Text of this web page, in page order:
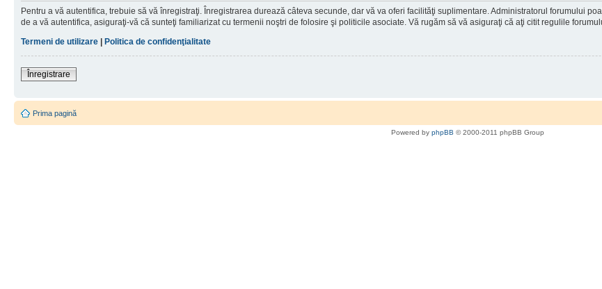
Pentru a vă autentifica, trebuie să vă înregistraţi. Înregistrarea durează câteva secunde, dar vă va oferi facilităţi suplimentare. Administratorul forumului
de a vă autentifica, asiguraţi-vă că sunteţi familiarizat cu termenii noştri de folosire şi politicile asociate. Vă rugăm să vă asiguraţi că aţi citit regulile
Termeni de utilizare | Politica de confidenţialitate
Înregistrare
Prima pagină
Powered by phpBB © 2000-2011 phpBB Group